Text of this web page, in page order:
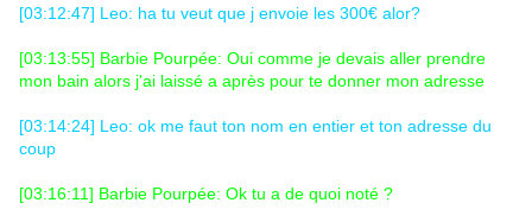
[03:12:47] Leo: ha tu veut que j envoie les 300€ alor?
[03:13:55] Barbie Pourpée: Oui comme je devais aller prendre
mon bain alors j'ai laissé a après pour te donner mon adresse
[03:14:24] Leo: ok me faut ton nom en entier et ton adresse du
coup
[03:16:11] Barbie Pourpée: Ok tu a de quoi noté ?